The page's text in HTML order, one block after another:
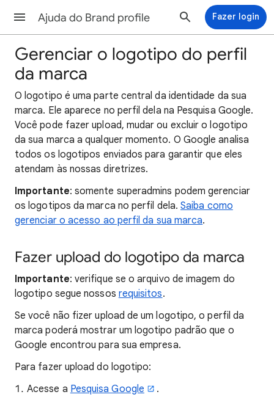
Ajuda do Brand profile Fazer login
Gerenciar o logotipo do perfil
da marca
O logotipo é uma parte central da identidade da sua
marca. Ele aparece no perfil dela na Pesquisa Google.
Você pode fazer upload, mudar ou excluir o logotipo
da sua marca a qualquer momento. O Google analisa
todos os logotipos enviados para garantir que eles
atendam às nossas diretrizes.
Importante: somente superadmins podem gerenciar
os logotipos da marca no perfil dela.Saiba como
gerenciar o acesso ao perfil da sua marca.
Fazer upload do logotipo da marca
Importante: verifique se o arquivo de imagem do
logotipo segue nossos requisitos.
Se você não fizer upload de um logotipo, o perfil da
marca poderá mostrar um logotipo padrão que o
Google encontrou para sua empresa.
Para fazer upload do logotipo:
Acesse a Pesquisa Google
.